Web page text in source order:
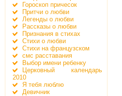
Гороскоп причесок
Притчи о любви
Легенды о любви
Рассказы о любви
Признания в стихах
Стихи о любви
Стихи на французском
смс расставания
Выбор имени ребенку
Церковный календарь
2010
Я тебя люблю
Девичник